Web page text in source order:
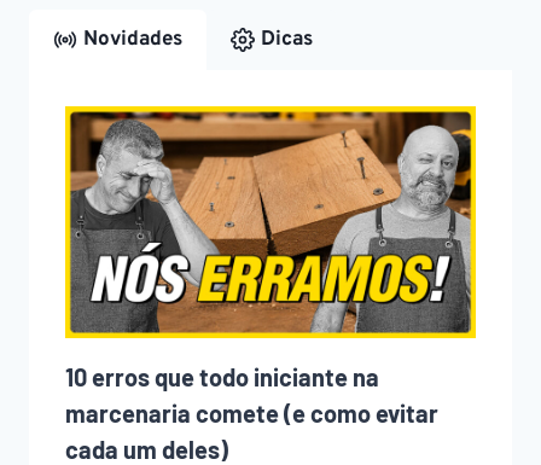
Novidades Dicas
10 erros que todo iniciante na
marcenaria comete (e como evitar
cada um deles)